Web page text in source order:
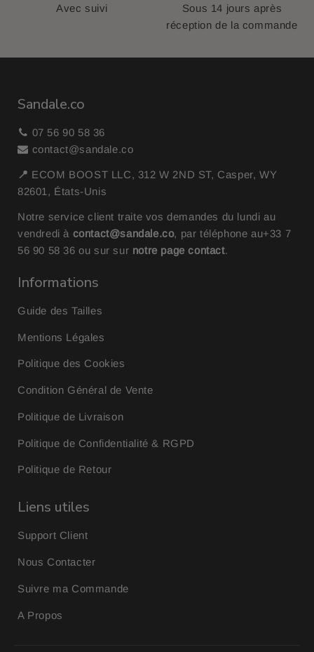
Avec suivi
Sous 14 jours après
réception de la commande
Sandale.co
07 56 90 58 36
contact@sandale.co
📍 ECOM BOOST LLC, 312 W 2ND ST, Casper, WY
82601, États-Unis
Notre service client traite vos demandes du lundi au
vendredi à contact@sandale.co, par téléphone au+33 7
56 90 58 36ou sur sur notre page contact.
Informations
Guide des Tailles
Mentions Légales
Politique des Cookies
Condition Général de Vente
Politique de Livraison
Politique de Confidentialité & RGPD
Politique de Retour
Liens utiles
Support Client
Nous Contacter
Suivre ma Commande
A Propos